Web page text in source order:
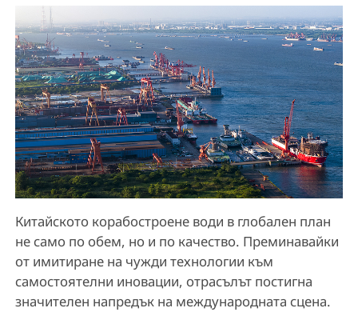
Китайското корабостроене води в глобален план
не само по обем, но и по качество. Преминавайки
от имитиране на чужди технологии към
самостоятелни иновации, отрасълът постигна
значителен напредък на международната сцена.